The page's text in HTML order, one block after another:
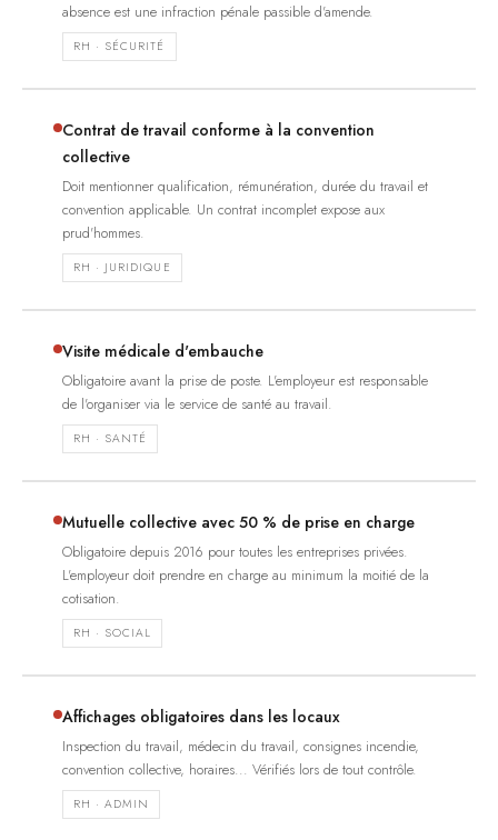
absence est une infraction pénale passible d'amende.
RH · SÉCURITÉ
Contrat de travail conforme à la convention
collective
Doit mentionner qualification, rémunération, durée du travail et
convention applicable. Un contrat incomplet expose aux
prud'hommes.
RH · JURIDIQUE
Visite médicale d'embauche
Obligatoire avant la prise de poste. L'employeur est responsable
de l'organiser via le service de santé au travail.
RH · SANTÉ
Mutuelle collective avec 50 % de prise en charge
Obligatoire depuis 2016 pour toutes les entreprises privées.
L'employeur doit prendre en charge au minimum la moitié de la
cotisation.
RH · SOCIAL
Affichages obligatoires dans les locaux
Inspection du travail, médecin du travail, consignes incendie,
convention collective, horaires... Vérifiés lors de tout contrôle.
RH · ADMIN